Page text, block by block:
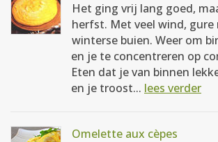
Het ging vrij lang goed,
herfst. Met veel wind, gure
winterse buien. Weer om
en je te concentreren op
Eten dat je van binnen
en je troost... lees verder
Omelette aux cèpes